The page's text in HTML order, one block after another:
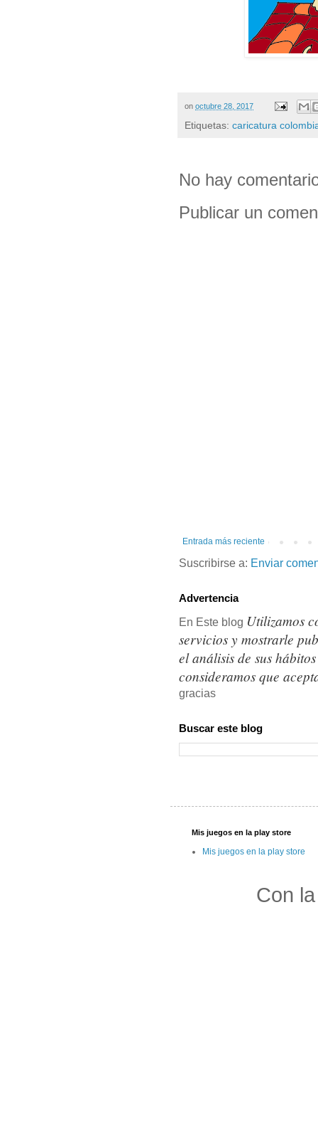
on octubre 28, 2017
Etiquetas: caricatura
No hay
Publicar un
Entrada más reciente
Suscribirse a: Enviar
Advertencia
En Este blog Utilizamos
servicios y mostrarle
el análisis de sus
consideramos que
gracias
Buscar este blog
Mis juegos en la play store
Mis juegos en la play store
Con